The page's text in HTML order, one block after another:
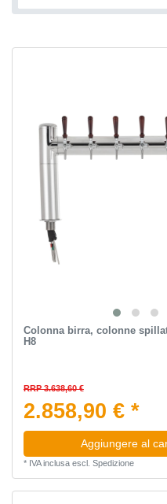
Colonna birra, colonne
H8
RRP 3.638,60 €
2.858,90 € *
Aggiungere al
* IVA inclusaescl. Spedizione